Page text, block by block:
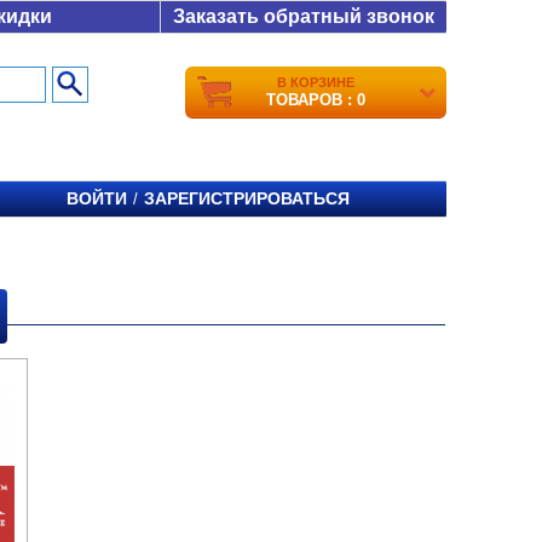
Заказать обратный звонок
В КОРЗИНЕ
ТОВАРОВ : 0
ВОЙТИ / ЗАРЕГИСТРИРОВАТЬСЯ